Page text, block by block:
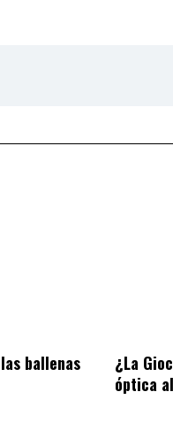
ballenas
¿La
óptica